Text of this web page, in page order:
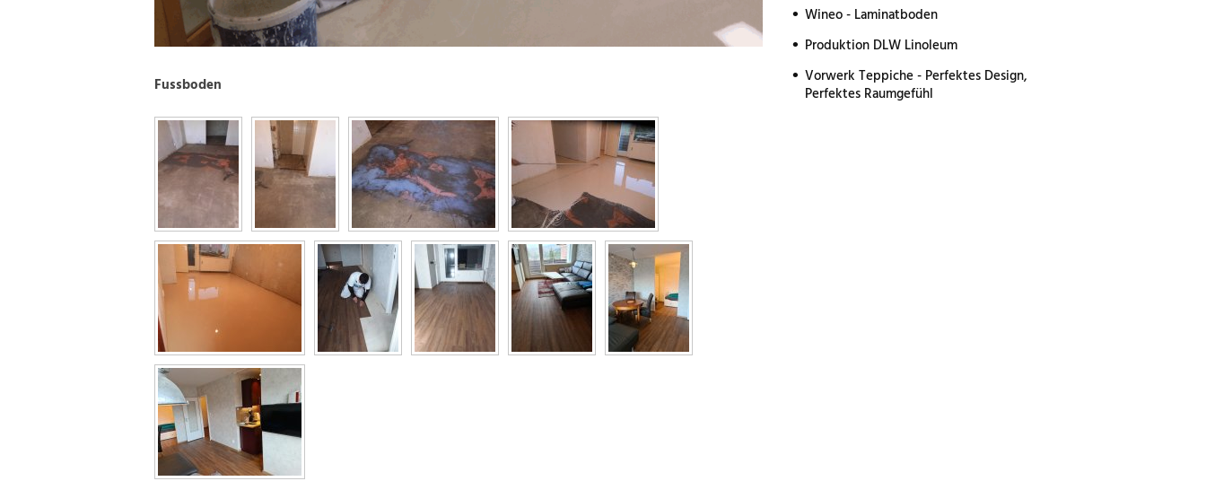
Fussboden
Wineo - Laminatboden
Produktion DLW Linoleum
Vorwerk Teppiche - Perfektes Design,
Perfektes Raumgefühl